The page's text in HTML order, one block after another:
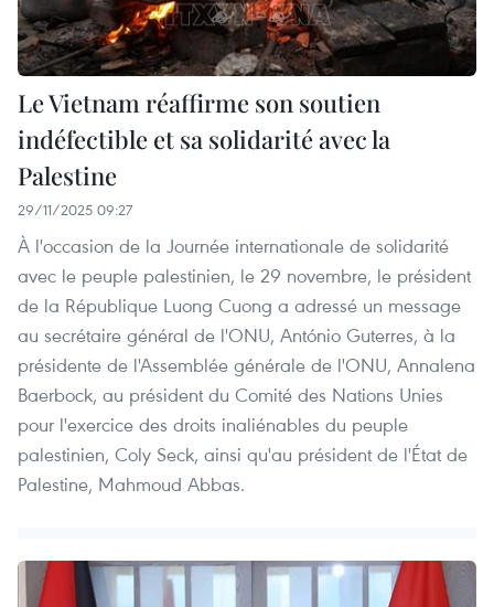
Le Vietnam réaffirme son soutien
indéfectible et sa solidarité avec la
Palestine
29/11/2025 09:27
À l'occasion de la Journée internationale de solidarité
avec le peuple palestinien, le 29 novembre, le président
de la République Luong Cuong a adressé un message
au secrétaire général de l'ONU, António Guterres, à la
présidente de l'Assemblée générale de l'ONU, Annalena
Baerbock, au président du Comité des Nations Unies
pour l'exercice des droits inaliénables du peuple
palestinien, Coly Seck, ainsi qu'au président de l'État de
Palestine, Mahmoud Abbas.